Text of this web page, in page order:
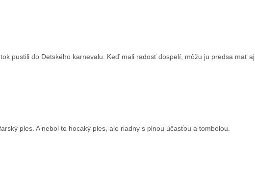
pustili do Detského karnevalu. Keď mali radosť dospelí, môžu ju predsa mať aj
ples. A nebol to hocaký ples, ale riadny s plnou účasťou a tombolou.